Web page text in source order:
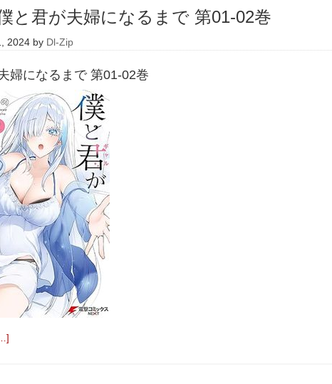
と君が夫婦になるまで 第01-02巻
2024 by Dl-Zip
婦になるまで 第01-02巻